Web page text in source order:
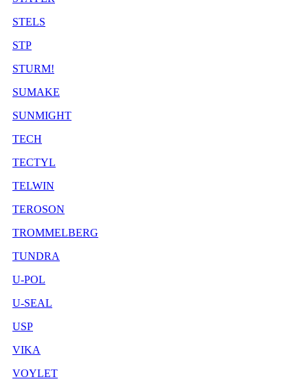
STELS
STP
STURM!
SUMAKE
SUNMIGHT
TECH
TECTYL
TELWIN
TEROSON
TROMMELBERG
TUNDRA
U-POL
U-SEAL
USP
VIKA
VOYLET